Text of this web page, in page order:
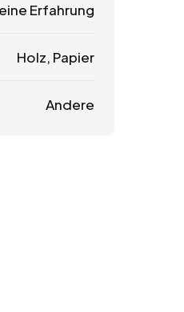
Erfahrung
Holz, Papier
Andere